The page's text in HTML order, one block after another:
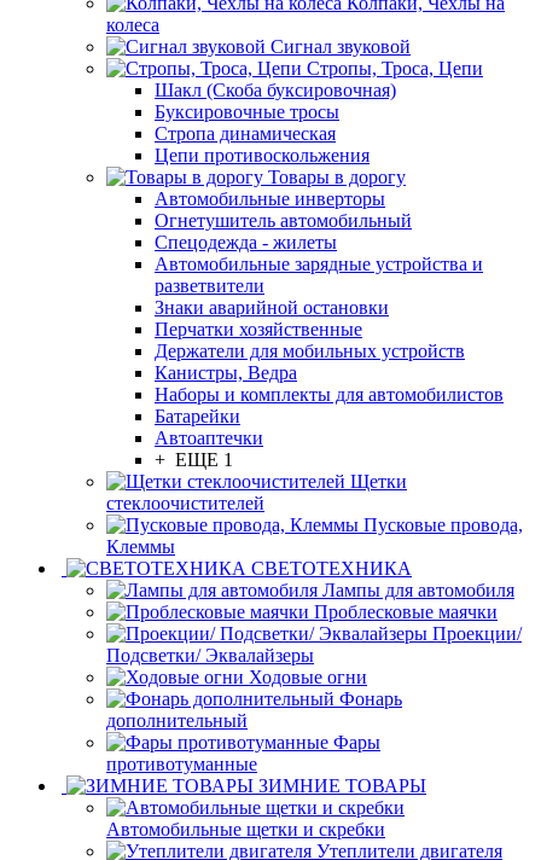
колеса
Сигнал звуковой
Стропы, Троса, Цепи
Шакл (Скоба буксировочная)
Буксировочные тросы
Стропа динамическая
Цепи противоскольжения
Товары в дорогу
Автомобильные инверторы
Огнетушитель автомобильный
Спецодежда - жилеты
Автомобильные зарядные устройства и
разветвители
Знаки аварийной остановки
Перчатки хозяйственные
Держатели для мобильных устройств
Канистры, Ведра
Наборы и комплекты для автомобилистов
Батарейки
Автоаптечки
+ ЕЩЕ 1
Щетки
стеклоочистителей
Пусковые провода,
Клеммы
СВЕТОТЕХНИКА
Лампы для автомобиля
Проблесковые маячки
Проекции/
Подсветки/ Эквалайзеры
Ходовые огни
Фонарь
дополнительный
Фары
противотуманные
ЗИМНИЕ ТОВАРЫ
Автомобильные щетки и скребки
Утеплители двигателя